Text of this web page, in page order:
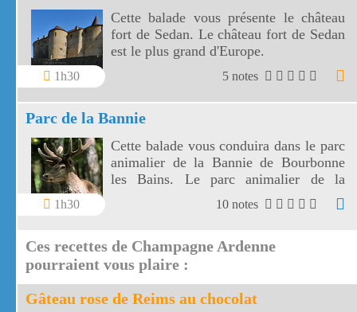
1h30
Cette balade vous présente le château
fort de Sedan. Le château fort de Sedan
est le plus grand d'Europe.
5 notes
Parc de la Bannie
1h30
Cette balade vous conduira dans le parc
animalier de la Bannie de Bourbonne
les Bains. Le parc animalier de la
Bannie vous présente les animaux
sauvages de la région.
10 notes
Ces recettes de Champagne Ardenne
pourraient vous plaire :
Gâteau rose de Reims au chocolat